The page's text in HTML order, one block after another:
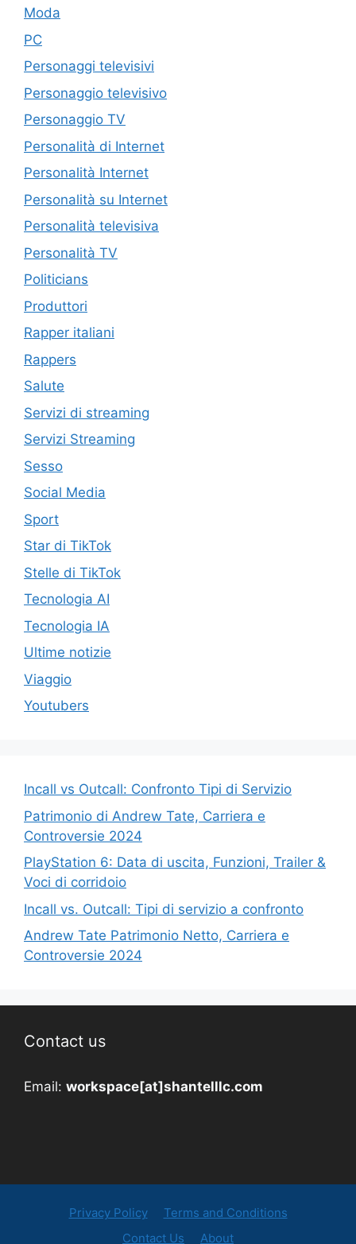
Moda
PC
Personaggi televisivi
Personaggio televisivo
Personaggio TV
Personalità di Internet
Personalità Internet
Personalità su Internet
Personalità televisiva
Personalità TV
Politicians
Produttori
Rapper italiani
Rappers
Salute
Servizi di streaming
Servizi Streaming
Sesso
Social Media
Sport
Star di TikTok
Stelle di TikTok
Tecnologia AI
Tecnologia IA
Ultime notizie
Viaggio
Youtubers
Incall vs Outcall: Confronto Tipi di Servizio
Patrimonio di Andrew Tate, Carriera e
Controversie 2024
PlayStation 6: Data di uscita, Funzioni, Trailer &
Voci di corridoio
Incall vs. Outcall: Tipi di servizio a confronto
Andrew Tate Patrimonio Netto, Carriera e
Controversie 2024
Contact us
Email: workspace[at]shantelllc.com
Privacy Policy
Terms and Conditions
Contact Us
About